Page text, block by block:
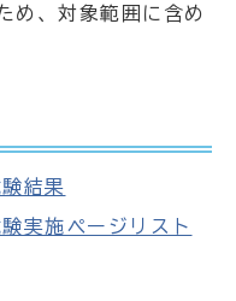
め、対象範囲に含め
結果
実施ページリスト